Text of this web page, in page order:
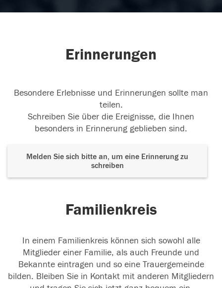
Erinnerungen
Besondere Erlebnisse und Erinnerungen sollte man
teilen.
Schreiben Sie über die Ereignisse, die Ihnen
besonders in Erinnerung geblieben sind.
Melden Sie sich bitte an, um eine Erinnerung zu
schreiben
Familienkreis
In einem Familienkreis können sich sowohl alle
Mitglieder einer Familie, als auch Freunde und
Bekannte eintragen und so eine Trauergemeinde
bilden. Bleiben Sie in Kontakt mit anderen Mitgliedern